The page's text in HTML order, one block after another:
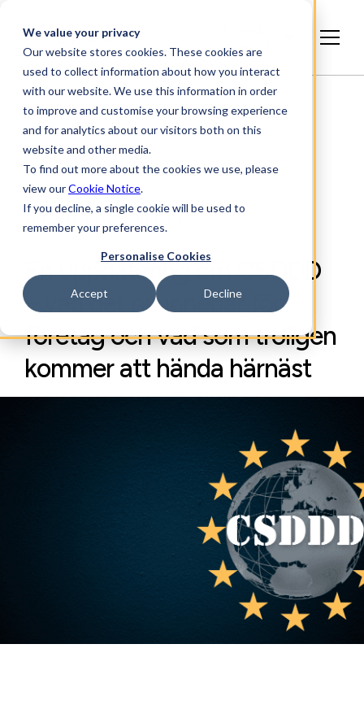
We value your privacy
Our website stores cookies. These cookies are
used to collect information about how you interact
with our website. We use this information in order
to improve and customise your browsing experience
and for analytics about our visitors both on this
website and other media.
To find out more about the cookies we use, please
view ourCookie Notice.
If you decline, a single cookie will be used to
remember your preferences.
Personalise Cookies
Accept Decline
bokmål
ARTIKKEL, BRANSJEINNSIKT
En uppdatering om CSDDD
– vad det nu innebär för
företag och vad som troligen
kommer att hända härnäst